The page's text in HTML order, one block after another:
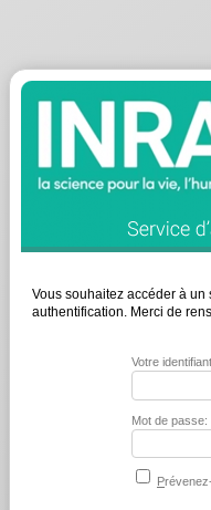
Vous souhaitez accéder à
authentification. Merci de
Votre
Mot de passe:
P